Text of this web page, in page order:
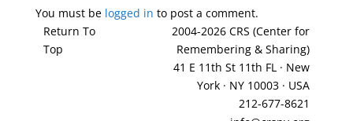
You must be logged in to post a comment.
Return To
Top
2004-2026 CRS (Center for
Remembering & Sharing)
41 E 11th St 11th FL · New
York · NY 10003 · USA
212-677-8621